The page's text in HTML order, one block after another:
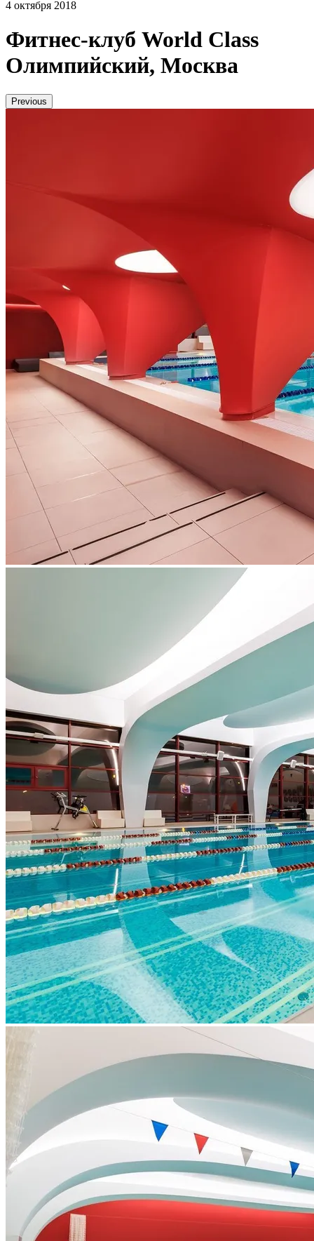
4 октября 2018
Фитнес-клуб World Class
Олимпийский, Москва
Previous